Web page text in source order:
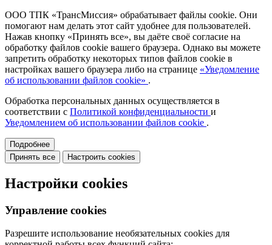
ООО ТПК «ТрансМиссия» обрабатывает файлы cookie. Они
помогают нам делать этот сайт удобнее для пользователей.
Нажав кнопку «Принять все», вы даёте своё согласие на
обработку файлов cookie вашего браузера. Однако вы можете
запретить обработку некоторых типов файлов cookie в
настройках вашего браузера либо на странице «Уведомление
об использовании файлов cookie» .
Обработка персональных данных осуществляется в
соответствии с Политикой конфиденциальности и
Уведомлением об использовании файлов cookie .
Подробнее
Принять все
Настроить cookies
Настройки cookies
Управление cookies
Разрешите использование необязательных cookies для